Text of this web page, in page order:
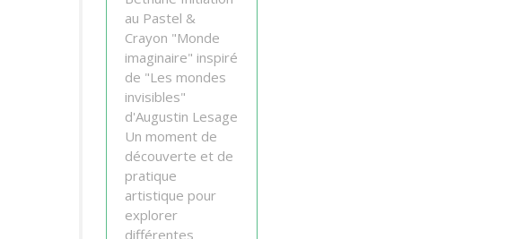
au Pastel &
Crayon "Monde
imaginaire" inspiré
de "Les mondes
invisibles"
d'Augustin Lesage
Un moment de
découverte et de
pratique
artistique pour
explorer
différentes